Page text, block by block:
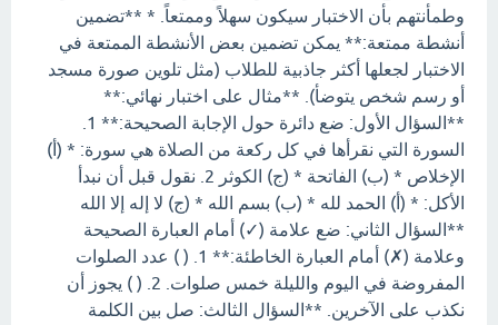
وطمأنتهم بأن الاختبار سيكون سهلاً وممتعاً. * **تضمين
أنشطة ممتعة:** يمكن تضمين بعض الأنشطة الممتعة في
الاختبار لجعلها أكثر جاذبية للطلاب (مثل تلوين صورة مسجد
أو رسم شخص يتوضأ). **مثال على اختبار نهائي:**
السورة التي نقرأها في كل ركعة من الصلاة هي سورة: * (أ)
الإخلاص * (ب) الفاتحة * (ج) الكوثر 2. نقول قبل أن نبدأ
الأكل: * (أ) الحمد لله * (ب) بسم الله * (ج) لا إله إلا الله
**السؤال الثاني: ضع علامة (✓) أمام العبارة الصحيحة
وعلامة (✗) أمام العبارة الخاطئة:** 1. ( ) عدد الصلوات
المفروضة في اليوم والليلة خمس صلوات. 2. ( ) يجوز أن
نكذب على الآخرين. **السؤال الثالث: صل بين الكلمة